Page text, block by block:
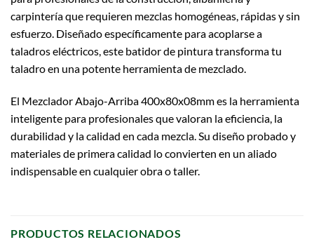
carpintería que requieren mezclas homogéneas, rápidas y sin
esfuerzo. Diseñado específicamente para acoplarse a
taladros eléctricos, este batidor de pintura transforma tu
taladro en una potente herramienta de mezclado.
El Mezclador Abajo-Arriba 400x80x08mm es la herramienta
inteligente para profesionales que valoran la eficiencia, la
durabilidad y la calidad en cada mezcla. Su diseño probado y
materiales de primera calidad lo convierten en un aliado
indispensable en cualquier obra o taller.
PRODUCTOS RELACIONADOS